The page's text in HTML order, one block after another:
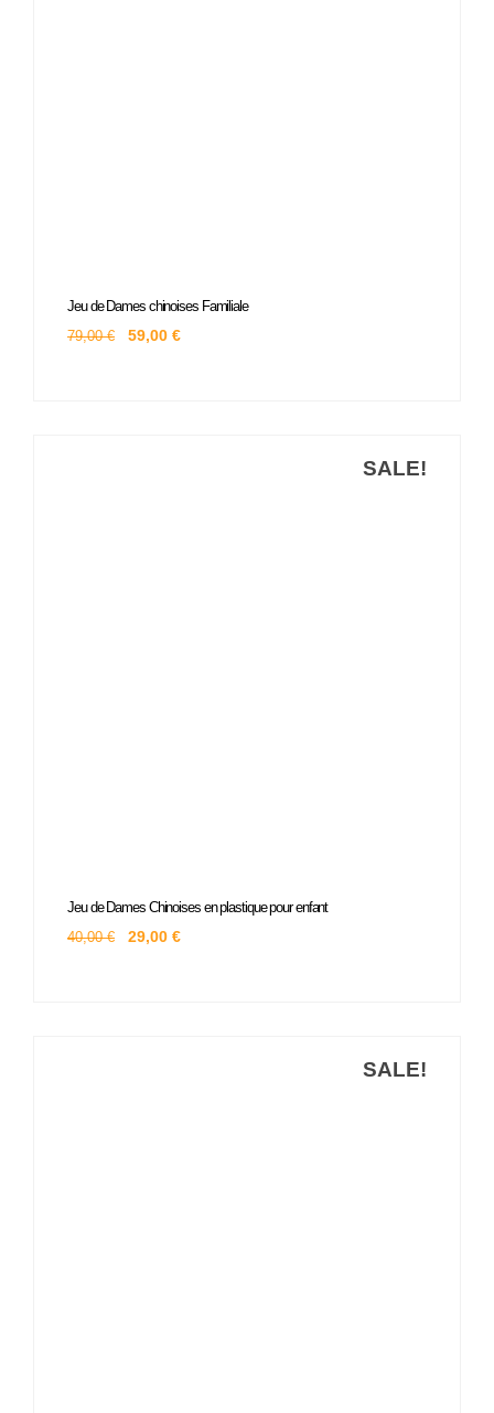
Jeu de Dames chinoises Familiale
79,00€
Le
prix
initial
était :
59,00 €
Le
prix
actuel
SALE!
Jeu de Dames Chinoises en plastique pour enfant
40,00€
Le
prix
initial
était :
29,00 €
Le
prix
actuel
SALE!